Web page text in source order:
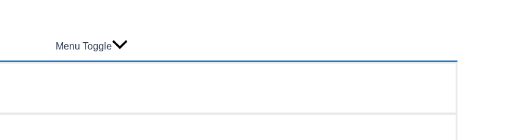
Menu Toggle